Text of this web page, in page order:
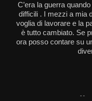
C’era la guerra
difficili . I mezzi a mia
voglia di lavorare e la
è tutto cambiato. Se
ora posso contare su